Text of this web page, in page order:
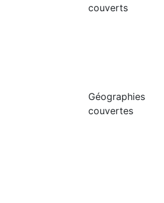
couverts
Géographies
couvertes